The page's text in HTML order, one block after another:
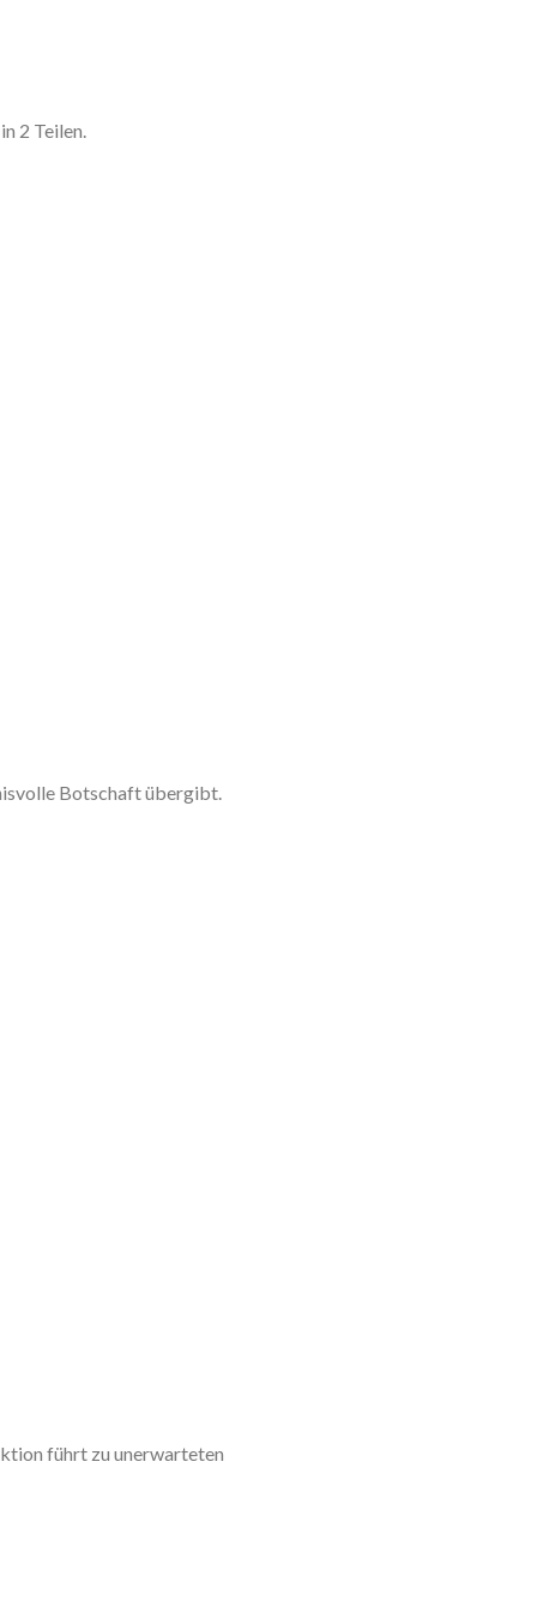
2 Teilen.
Botschaft übergibt.
führt zu unerwarteten